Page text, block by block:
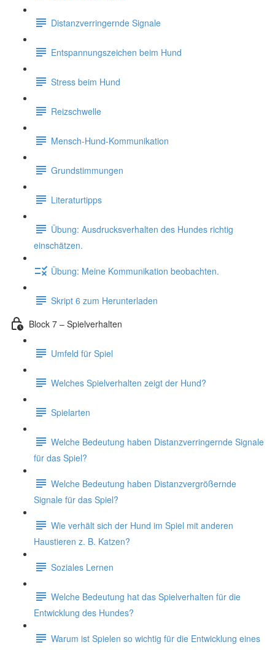
Distanzverringernde Signale
Entspannungszeichen beim Hund
Stress beim Hund
Reizschwelle
Mensch-Hund-Kommunikation
Grundstimmungen
Literaturtipps
Übung: Ausdrucksverhalten des Hundes richtig
einschätzen.
Übung: Meine Kommunikation beobachten.
Skript 6 zum Herunterladen
Block 7 – Spielverhalten
Umfeld für Spiel
Welches Spielverhalten zeigt der Hund?
Spielarten
Welche Bedeutung haben Distanzverringernde Signale
für das Spiel?
Welche Bedeutung haben Distanzvergrößernde
Signale für das Spiel?
Wie verhält sich der Hund im Spiel mit anderen
Haustieren z. B. Katzen?
Soziales Lernen
Welche Bedeutung hat das Spielverhalten für die
Entwicklung des Hundes?
Warum ist Spielen so wichtig für die Entwicklung eines